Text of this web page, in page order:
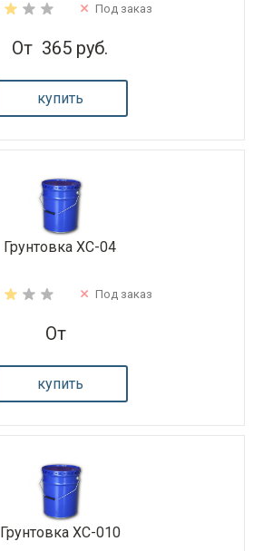
Под заказ
От 365 руб.
купить
Грунтовка ХС-04
Под заказ
От
купить
Грунтовка ХС-010